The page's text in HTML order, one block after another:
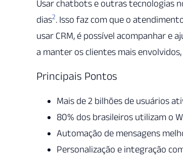
Usar chatbots e outras tecnologias
dias2. Isso faz com que o
usar CRM, é possível acompanhar e
a manter os clientes mais
Principais Pontos
Mais de 2 bilhões de usuários
80% dos brasileiros utilizam o
Automação de mensagens
Personalização e integração